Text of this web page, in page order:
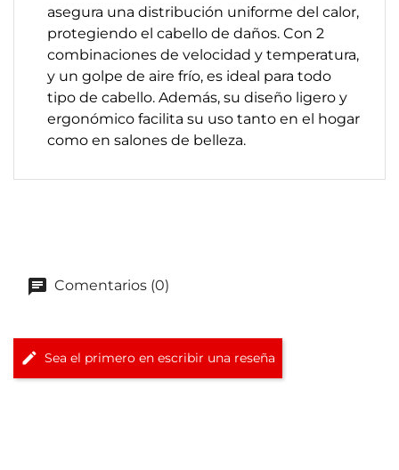
asegura una distribución uniforme del calor,
protegiendo el cabello de daños. Con 2
combinaciones de velocidad y temperatura,
y un golpe de aire frío, es ideal para todo
tipo de cabello. Además, su diseño ligero y
ergonómico facilita su uso tanto en el hogar
como en salones de belleza.
Comentarios (0)
Sea el primero en escribir una reseña